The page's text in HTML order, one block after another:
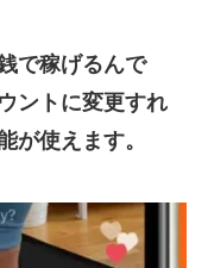
で稼げるんで
ントに変更すれ
が使えます。